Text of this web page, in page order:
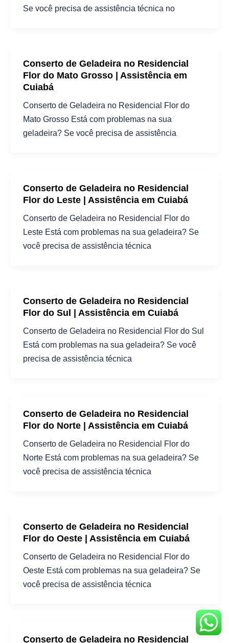
Se você precisa de assistência técnica no
Conserto de Geladeira no Residencial
Flor do Mato Grosso | Assistência em
Cuiabá
Conserto de Geladeira no Residencial Flor do
Mato Grosso Está com problemas na sua
geladeira? Se você precisa de assistência
Conserto de Geladeira no Residencial
Flor do Leste | Assistência em Cuiabá
Conserto de Geladeira no Residencial Flor do
Leste Está com problemas na sua geladeira? Se
você precisa de assistência técnica
Conserto de Geladeira no Residencial
Flor do Sul | Assistência em Cuiabá
Conserto de Geladeira no Residencial Flor do Sul
Está com problemas na sua geladeira? Se você
precisa de assistência técnica
Conserto de Geladeira no Residencial
Flor do Norte | Assistência em Cuiabá
Conserto de Geladeira no Residencial Flor do
Norte Está com problemas na sua geladeira? Se
você precisa de assistência técnica
Conserto de Geladeira no Residencial
Flor do Oeste | Assistência em Cuiabá
Conserto de Geladeira no Residencial Flor do
Oeste Está com problemas na sua geladeira? Se
você precisa de assistência técnica
Conserto de Geladeira no Residencial